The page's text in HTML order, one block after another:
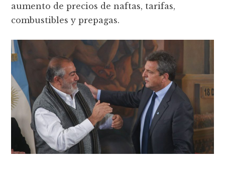
aumento de precios de naftas, tarifas,
combustibles y prepagas.